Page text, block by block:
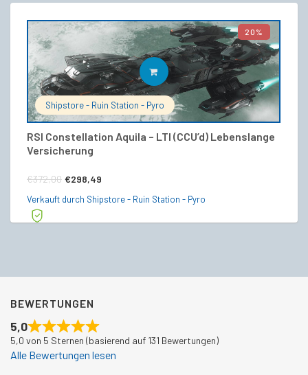
20%
Shipstore - Ruin Station - Pyro
RSI Constellation Aquila – LTI (CCU’d) Lebenslange
Versicherung
€372,00 Ursprünglicher
Preis
€298,49
Preis
IN DEN WARENKORB
Verkauft durch Shipstore - Ruin Station - Pyro
BEWERTUNGEN
5,0
5,0 von 5 Sternen (basierend auf 131 Bewertungen)
Alle Bewertungen lesen